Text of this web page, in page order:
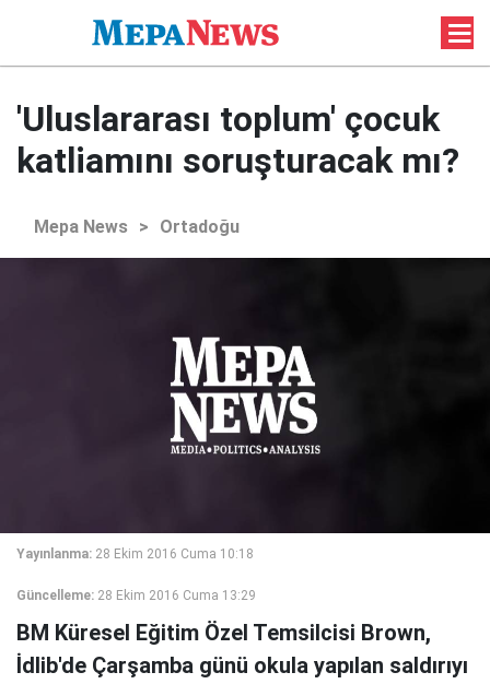
'Uluslararası toplum' çocuk
katliamını soruşturacak mı?
Mepa News > Ortadoğu
Yayınlanma: 28 Ekim 2016 Cuma 10:18
Güncelleme: 28 Ekim 2016 Cuma 13:29
BM Küresel Eğitim Özel Temsilcisi Brown,
İdlib'de Çarşamba günü okula yapılan saldırıyı